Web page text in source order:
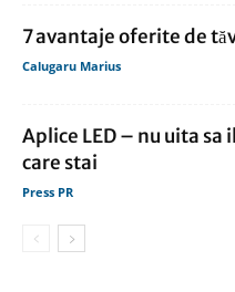
7 avantaje oferite de
Calugaru Marius
Aplice LED – nu uita
care stai
Press PR